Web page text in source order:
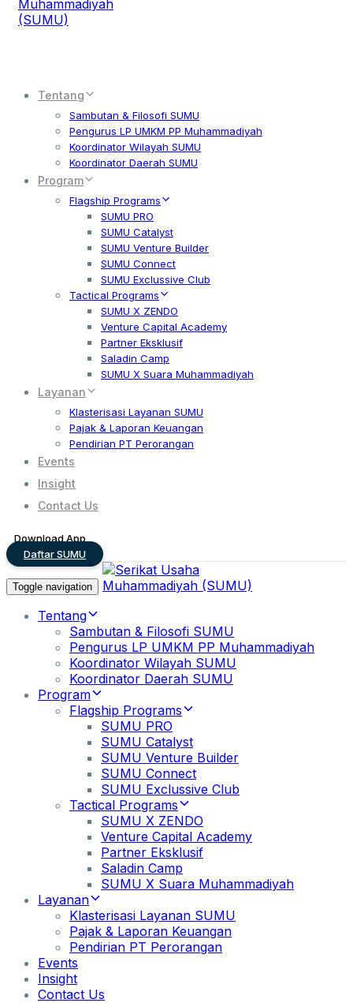
Tentang
Sambutan & Filosofi SUMU
Pengurus LP UMKM PP Muhammadiyah
Koordinator Wilayah SUMU
Koordinator Daerah SUMU
Program
Flagship Programs
SUMU PRO
SUMU Catalyst
SUMU Venture Builder
SUMU Connect
SUMU Exclussive Club
Tactical Programs
SUMU X ZENDO
Venture Capital Academy
Partner Eksklusif
Saladin Camp
SUMU X Suara Muhammadiyah
Layanan
Klasterisasi Layanan SUMU
Pajak & Laporan Keuangan
Pendirian PT Perorangan
Events
Insight
Contact Us
Download App
Daftar SUMU
Toggle navigation
Tentang
Sambutan & Filosofi SUMU
Pengurus LP UMKM PP Muhammadiyah
Koordinator Wilayah SUMU
Koordinator Daerah SUMU
Program
Flagship Programs
SUMU PRO
SUMU Catalyst
SUMU Venture Builder
SUMU Connect
SUMU Exclussive Club
Tactical Programs
SUMU X ZENDO
Venture Capital Academy
Partner Eksklusif
Saladin Camp
SUMU X Suara Muhammadiyah
Layanan
Klasterisasi Layanan SUMU
Pajak & Laporan Keuangan
Pendirian PT Perorangan
Events
Insight
Contact Us